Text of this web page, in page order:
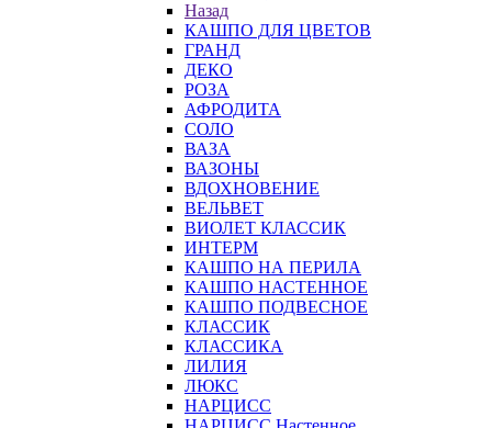
Назад
КАШПО ДЛЯ ЦВЕТОВ
ГРАНД
ДЕКО
РОЗА
АФРОДИТА
СОЛО
ВАЗА
ВАЗОНЫ
ВДОХНОВЕНИЕ
ВЕЛЬВЕТ
ВИОЛЕТ КЛАССИК
ИНТЕРМ
КАШПО НА ПЕРИЛА
КАШПО НАСТЕННОЕ
КАШПО ПОДВЕСНОЕ
КЛАССИК
КЛАССИКА
ЛИЛИЯ
ЛЮКС
НАРЦИСС